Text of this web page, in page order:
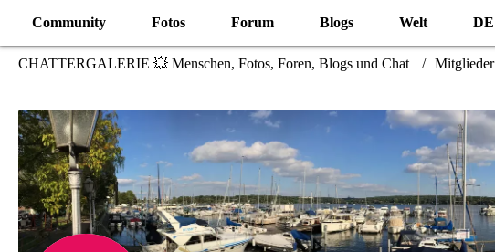
Community Fotos Forum Blogs Welt DE
CHATTERGALERIE 💥 Menschen, Fotos, Foren, Blogs und Chat Mitglieder